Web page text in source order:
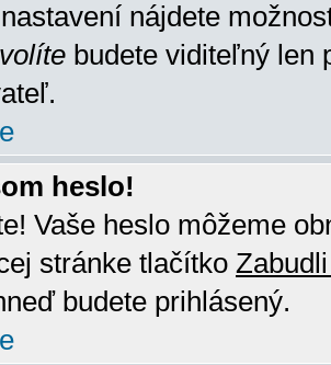
nájdete
budete viditeľný len
heslo!
Vaše heslo môžeme
stránke tlačítko
budete prihlásený.